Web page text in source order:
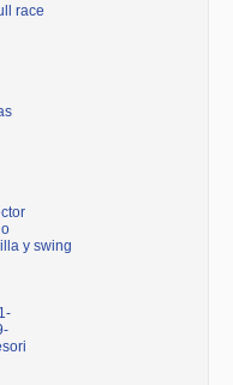
race
y swing